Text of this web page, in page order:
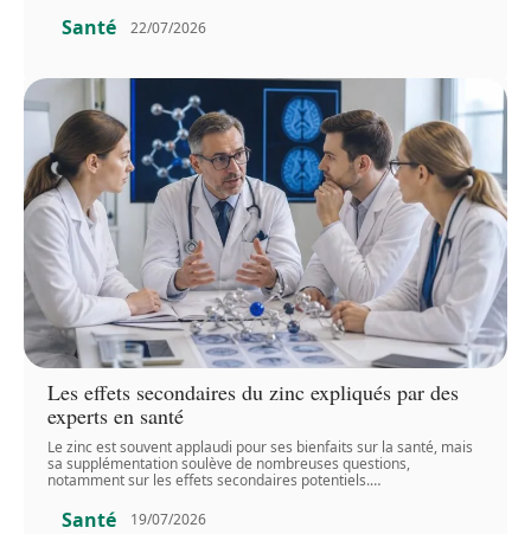
Santé 22/07/2026
Les effets secondaires du zinc expliqués par des
experts en santé
Le zinc est souvent applaudi pour ses bienfaits sur la santé, mais
sa supplémentation soulève de nombreuses questions,
notamment sur les effets secondaires potentiels.…
Santé 19/07/2026